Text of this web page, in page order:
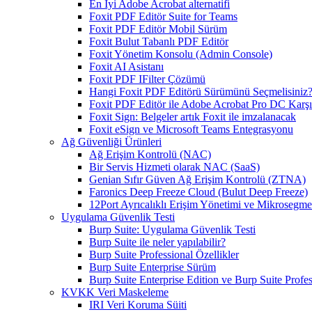
En İyi Adobe Acrobat alternatifi
Foxit PDF Editör Suite for Teams
Foxit PDF Editör Mobil Sürüm
Foxit Bulut Tabanlı PDF Editör
Foxit Yönetim Konsolu (Admin Console)
Foxit AI Asistanı
Foxit PDF IFilter Çözümü
Hangi Foxit PDF Editörü Sürümünü Seçmelisiniz?
Foxit PDF Editör ile Adobe Acrobat Pro DC
Foxit Sign: Belgeler artık Foxit ile imzalanacak
Foxit eSign ve Microsoft Teams Entegrasyonu
Ağ Güvenliği Ürünleri
Ağ Erişim Kontrolü (NAC)
Bir Servis Hizmeti olarak NAC (SaaS)
Genian Sıfır Güven Ağ Erişim Kontrolü (ZTNA)
Faronics Deep Freeze Cloud (Bulut Deep Freeze)
12Port Ayrıcalıklı Erişim Yönetimi ve
Uygulama Güvenlik Testi
Burp Suite: Uygulama Güvenlik Testi
Burp Suite ile neler yapılabilir?
Burp Suite Professional Özellikler
Burp Suite Enterprise Sürüm
Burp Suite Enterprise Edition ve Burp Suite
KVKK Veri Maskeleme
IRI Veri Koruma Süiti